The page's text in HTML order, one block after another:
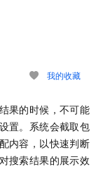
我的收藏
果的时候，不可能
置。系统会截取包
内容，以快速判断
搜索结果的展示效